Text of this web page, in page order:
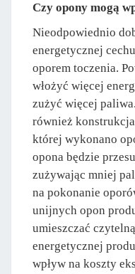
Czy opony mogą
Nieodpowiednio
energetycznej
oporem toczenia.
włożyć więcej
zużyć więcej
również
której wykonano
opona będzie
zużywając mniej
na pokonanie
unijnych opon
umieszczać
energetycznej
wpływ na koszty